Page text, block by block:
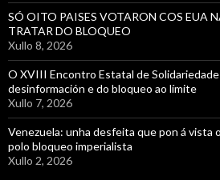
SÓ OITO PAISES VOTARON COS EUA
TRATAR DO BLOQUEO
Xullo 8, 2026
O XVIII Encontro Estatal de
desinformación e do bloqueo ao límite
Xullo 7, 2026
Venezuela: unha desfeita que pon á vista
polo bloqueo imperialista
Xullo 2, 2026